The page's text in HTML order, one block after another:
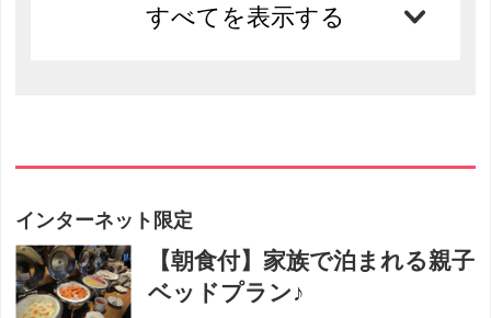
すべてを表示する
インターネット限定
【朝食付】家族で泊まれる親子
ベッドプラン♪